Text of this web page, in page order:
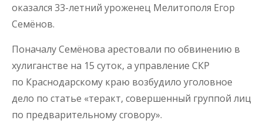
оказался 33-летний уроженец Мелитополя Егор
Семёнов.
Поначалу Семёнова арестовали по обвинению в
хулиганстве на 15 суток, а управление СКР
по Краснодарскому краю возбудило уголовное
дело по статье «теракт, совершенный группой лиц
по предварительному сговору».